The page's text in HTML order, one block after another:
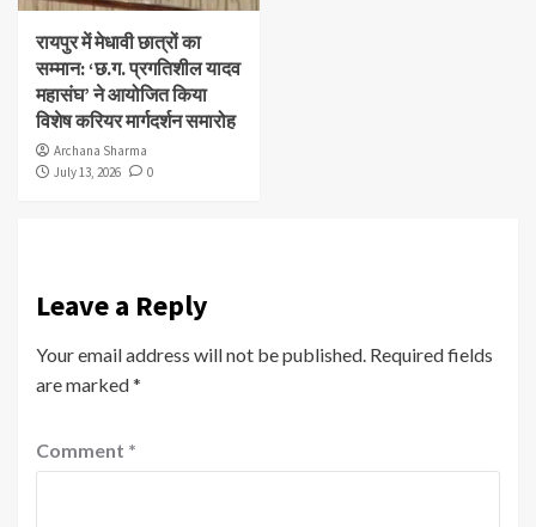
रायपुर में मेधावी छात्रों का
सम्मान: ‘छ.ग. प्रगतिशील यादव
महासंघ’ ने आयोजित किया
विशेष करियर मार्गदर्शन समारोह
Archana Sharma
July 13, 2026
0
Leave a Reply
Your email address will not be published. Required fields
are marked*
Comment *